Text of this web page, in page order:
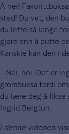
Å nei!
sted! Du vet, den
du lette så lenge
gjøre enn å putte
Kanskje kan den i
– Nei, nei. Det er
grombuksa fordi
du lære deg å fikse
Ingrid Bergtun.
I denne videoen